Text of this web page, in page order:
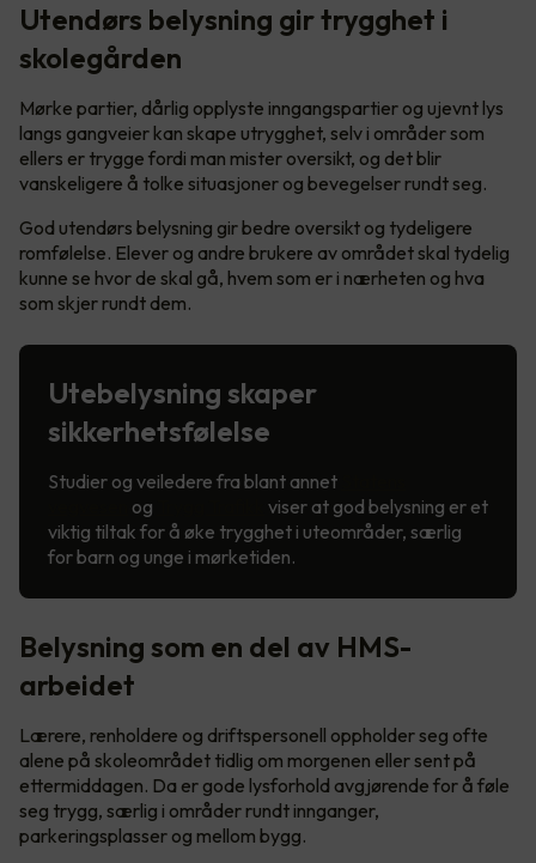
Utendørs belysning gir trygghet i
skolegården
Mørke partier, dårlig opplyste inngangspartier og ujevnt lys
langs gangveier kan skape utrygghet, selv i områder som
ellers er trygge fordi man mister oversikt, og det blir
vanskeligere å tolke situasjoner og bevegelser rundt seg.
God utendørs belysning gir bedre oversikt og tydeligere
romfølelse. Elever og andre brukere av området skal tydelig
kunne se hvor de skal gå, hvem som er i nærheten og hva
som skjer rundt dem.
Utebelysning skaper
sikkerhetsfølelse
Studier og veiledere fra blant annet
og
viser at god belysning er et
viktig tiltak for å øke trygghet i uteområder, særlig
for barn og unge i mørketiden.
Belysning som en del av HMS-
arbeidet
Lærere, renholdere og driftspersonell oppholder seg ofte
alene på skoleområdet tidlig om morgenen eller sent på
ettermiddagen. Da er gode lysforhold avgjørende for å føle
seg trygg, særlig i områder rundt innganger,
parkeringsplasser og mellom bygg.